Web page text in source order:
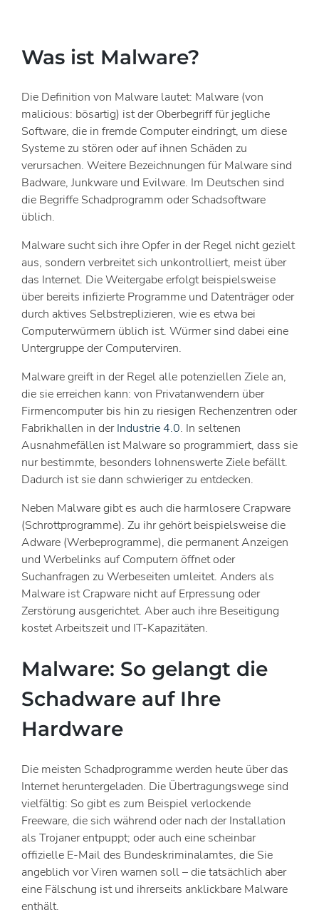
Was ist Malware?
Die Definition von Malware lautet: Malware (von
malicious: bösartig) ist der Oberbegriff für jegliche
Software, die in fremde Computer eindringt, um diese
Systeme zu stören oder auf ihnen Schäden zu
verursachen. Weitere Bezeichnungen für Malware sind
Badware, Junkware und Evilware. Im Deutschen sind
die Begriffe Schadprogramm oder Schadsoftware
üblich.
Malware sucht sich ihre Opfer in der Regel nicht gezielt
aus, sondern verbreitet sich unkontrolliert, meist über
das Internet. Die Weitergabe erfolgt beispielsweise
über bereits infizierte Programme und Datenträger oder
durch aktives Selbstreplizieren, wie es etwa bei
Computerwürmern üblich ist. Würmer sind dabei eine
Untergruppe der Computerviren.
Malware greift in der Regel alle potenziellen Ziele an,
die sie erreichen kann: von Privatanwendern über
Firmencomputer bis hin zu riesigen Rechenzentren oder
Fabrikhallen in derIndustrie 4.0. In seltenen
Ausnahmefällen ist Malware so programmiert, dass sie
nur bestimmte, besonders lohnenswerte Ziele befällt.
Dadurch ist sie dann schwieriger zu entdecken.
Neben Malware gibt es auch die harmlosere Crapware
(Schrottprogramme). Zu ihr gehört beispielsweise die
Adware (Werbeprogramme), die permanent Anzeigen
und Werbelinks auf Computern öffnet oder
Suchanfragen zu Werbeseiten umleitet. Anders als
Malware ist Crapware nicht auf Erpressung oder
Zerstörung ausgerichtet. Aber auch ihre Beseitigung
kostet Arbeitszeit und IT-Kapazitäten.
Malware: So gelangt die
Schadware auf Ihre
Hardware
Die meisten Schadprogramme werden heute über das
Internet heruntergeladen. Die Übertragungswege sind
vielfältig: So gibt es zum Beispiel verlockende
Freeware, die sich während oder nach der Installation
als Trojaner entpuppt; oder auch eine scheinbar
offizielle E-Mail des Bundeskriminalamtes, die Sie
angeblich vor Viren warnen soll – die tatsächlich aber
eine Fälschung ist und ihrerseits anklickbare Malware
enthält.